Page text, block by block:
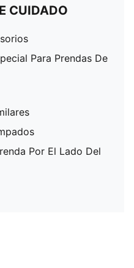
CUIDADO
Para Prendas De
Por El Lado Del